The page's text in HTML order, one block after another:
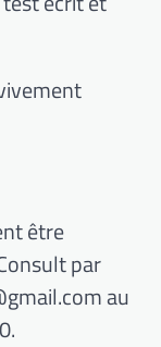
être
par
au